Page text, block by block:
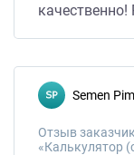
Semen
Отзыв
«Калькулятор